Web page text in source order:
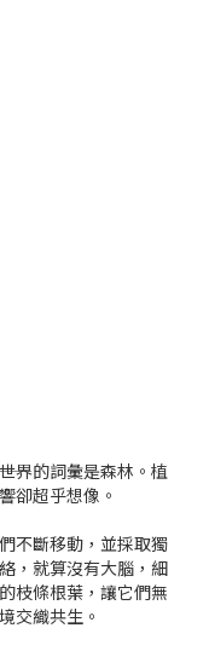
界的詞彙是森林。植
卻超乎想像。
不斷移動，並採取獨
，就算沒有大腦，細
枝條根葉，讓它們無
交織共生。